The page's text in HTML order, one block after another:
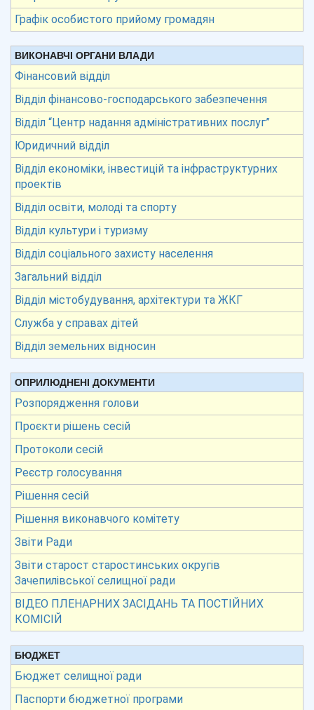
Графік особистого прийому громадян
ВИКОНАВЧІ ОРГАНИ ВЛАДИ
Фінансовий відділ
Відділ фінансово-господарського забезпечення
Відділ “Центр надання адміністративних послуг”
Юридичний відділ
Відділ економіки, інвестицій та інфраструктурних
проектів
Відділ освіти, молоді та спорту
Відділ культури і туризму
Відділ соціального захисту населення
Загальний відділ
Відділ містобудування, архітектури та ЖКГ
Служба у справах дітей
Відділ земельних відносин
ОПРИЛЮДНЕНІ ДОКУМЕНТИ
Розпорядження голови
Проєкти рішень сесій
Протоколи сесій
Реєстр голосування
Рішення сесій
Рішення виконавчого комітету
Звіти Ради
Звіти старост старостинських округів
Зачепилівської селищної ради
ВІДЕО ПЛЕНАРНИХ ЗАСІДАНЬ ТА ПОСТІЙНИХ
КОМІСІЙ
БЮДЖЕТ
Бюджет селищної ради
Паспорти бюджетної програми